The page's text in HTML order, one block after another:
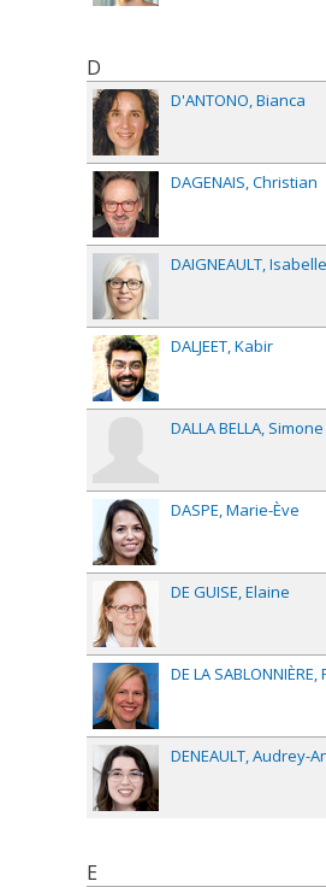
D
D'ANTONO Bianca
DAGENAIS Christian
DAIGNEAULT Isabelle
DALJEET Kabir
DALLA BELLA Simone
DASPE Marie-Ève
DE GUISE Elaine
DE LA SABLONNIÈRE
DENEAULT Audrey-
E